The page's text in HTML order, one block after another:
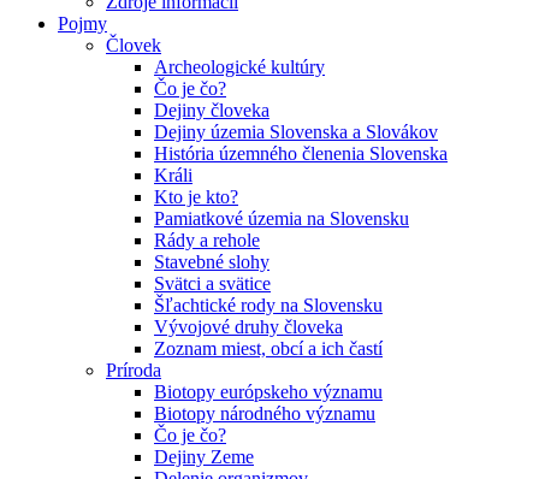
Pojmy
Človek
Archeologické kultúry
Čo je čo?
Dejiny človeka
Dejiny územia Slovenska a Slovákov
História územného členenia Slovenska
Králi
Kto je kto?
Pamiatkové územia na Slovensku
Rády a rehole
Stavebné slohy
Svätci a svätice
Šľachtické rody na Slovensku
Vývojové druhy človeka
Zoznam miest, obcí a ich častí
Príroda
Biotopy európskeho významu
Biotopy národného významu
Čo je čo?
Dejiny Zeme